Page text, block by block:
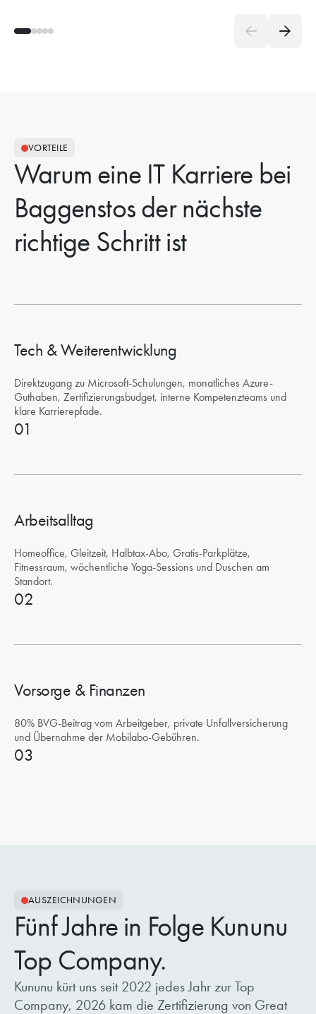
VORTEILE
Warum eine IT Karriere bei
Baggenstos der nächste
richtige Schritt ist
Tech & Weiterentwicklung
Direktzugang zu Microsoft-Schulungen, monatliches Azure-
Guthaben, Zertifizierungsbudget, interne Kompetenzteams und
klare Karrierepfade.
01
Arbeitsalltag
Homeoffice, Gleitzeit, Halbtax-Abo, Gratis-Parkplätze,
Fitnessraum, wöchentliche Yoga-Sessions und Duschen am
Standort.
02
Vorsorge & Finanzen
80% BVG-Beitrag vom Arbeitgeber, private Unfallversicherung
und Übernahme der Mobilabo-Gebühren.
03
AUSZEICHNUNGEN
Fünf Jahre in Folge Kununu
Top Company.
Kununu kürt uns seit 2022 jedes Jahr zur Top
Company, 2026 kam die Zertifizierung von Great